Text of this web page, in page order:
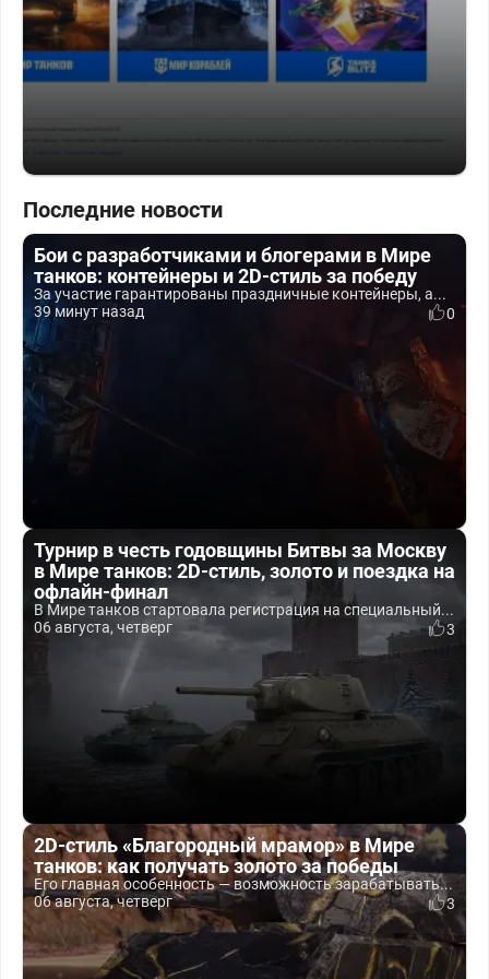
Последние новости
Бои с разработчиками и блогерами в Мире
танков: контейнеры и 2D-стиль за победу
За участие гарантированы праздничные контейнеры, а...
39 минут назад
0
Турнир в честь годовщины Битвы за Москву
в Мире танков: 2D-стиль, золото и поездка на
офлайн-финал
В Мире танков стартовала регистрация на специальный...
06 августа, четверг
3
2D-стиль «Благородный мрамор» в Мире
танков: как получать золото за победы
Его главная особенность — возможность зарабатывать...
06 августа, четверг
3